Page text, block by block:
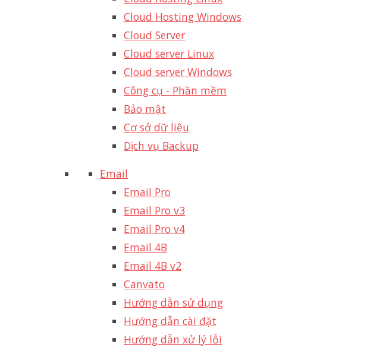
Cloud Hosting Windows
Cloud Server
Cloud server Linux
Cloud server Windows
Công cụ - Phần mềm
Bảo mật
Cơ sở dữ liệu
Dịch vụ Backup
Email
Email Pro
Email Pro v3
Email Pro v4
Email 4B
Email 4B v2
Canvato
Hướng dẫn sử dụng
Hướng dẫn cài đặt
Hướng dẫn xử lý lỗi